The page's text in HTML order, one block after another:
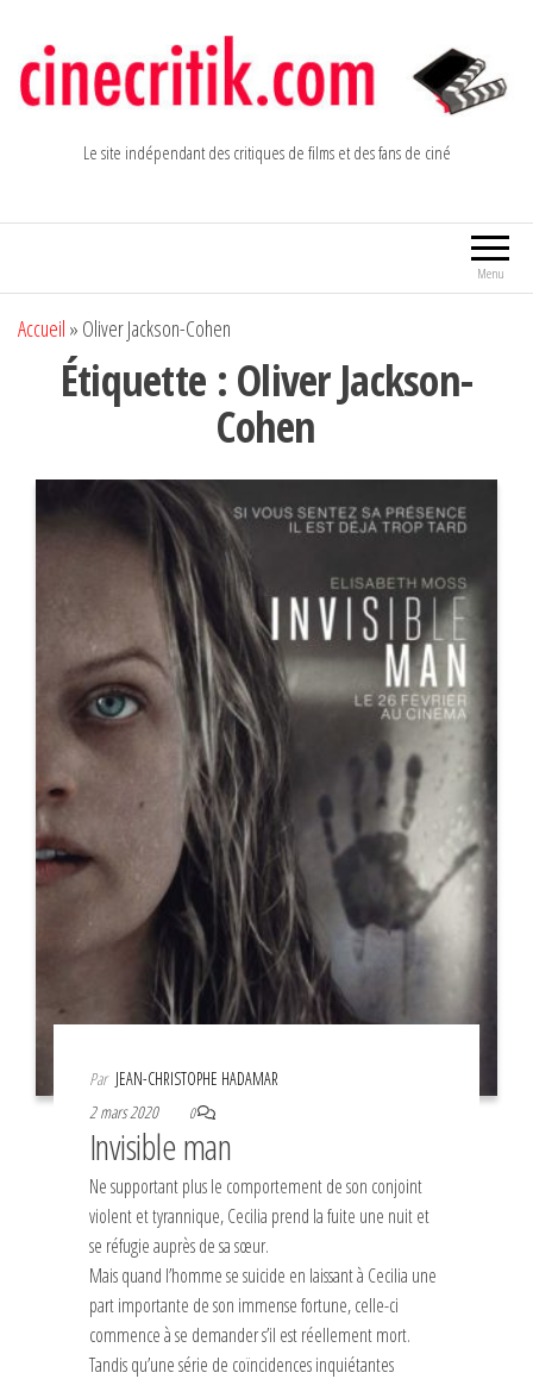
contenu
Le site indépendant des critiques de films et des fans de ciné
Menu
Accueil » Oliver Jackson-Cohen
Étiquette : Oliver Jackson-
Cohen
Par JEAN-CHRISTOPHE HADAMAR
2 mars 2020
0
Invisible man
Ne supportant plus le comportement de son conjoint
violent et tyrannique, Cecilia prend la fuite une nuit et
se réfugie auprès de sa sœur.
Mais quand l’homme se suicide en laissant à Cecilia une
part importante de son immense fortune, celle-ci
commence à se demander s’il est réellement mort.
Tandis qu’une série de coïncidences inquiétantes